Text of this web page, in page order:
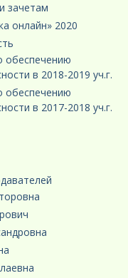
зачетам
онлайн» 2020
обеспечению
в 2018-2019 уч.г.
обеспечению
в 2017-2018 уч.г.